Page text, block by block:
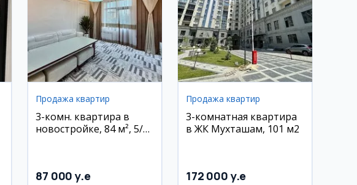
Продажа квартир
3-комн. квартира в
новостройке, 84 м², 5/6
87 000 y.e
Продажа квартир
3-комнатная квартира
в ЖК Мухташам, 101 м2
172 000 y.e